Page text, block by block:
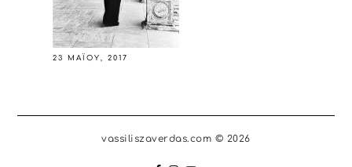
23 ΜΑΪ́ΟΥ, 2017
vassiliszaverdas.com © 2026